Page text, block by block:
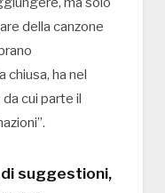
della canzone
chiusa, ha nel
cui parte il
suggestioni,